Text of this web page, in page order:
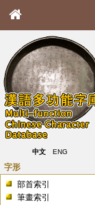
中文 ENG
字形
部首索引
筆畫索引